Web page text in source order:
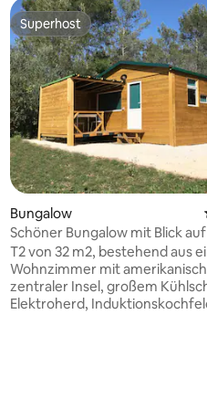
Bewertung: 4,83 von 5,
Superhost
Superhost
Bungalow
Schöner Bungalow mit Blick
T2 von 32 m2, bestehend aus
Wohnzimmer mit
zentraler Insel, großem
Elektroherd,